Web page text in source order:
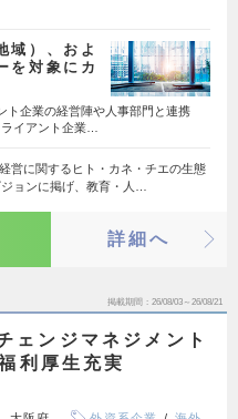
域）、およ
を対象にカ
ト企業の経営陣や人事部門と連携
イアント企業…
営に関するヒト・カネ・チエの生態
ョンに掲げ、教育・人…
詳細へ
掲載期間 26/08/03～26/08/21
ェンジマネジメント
利厚生充実